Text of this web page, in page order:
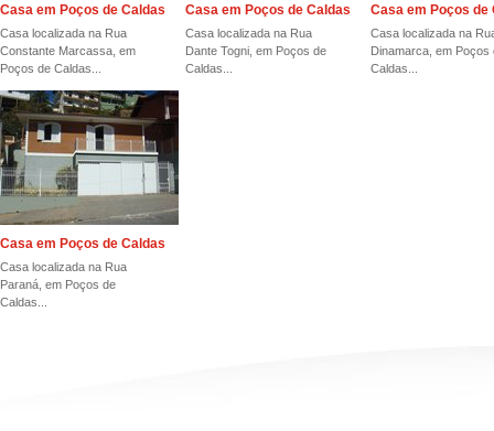
Casa em Poços de Caldas
Casa localizada na Rua
Constante Marcassa, em
Poços de Caldas...
Casa em Poços de Caldas
Casa localizada na Rua
Dante Togni, em Poços de
Caldas...
Casa em Poços de
Casa localizada na
Dinamarca, em Poços
Caldas...
Casa em Poços de Caldas
Casa localizada na Rua
Paraná, em Poços de
Caldas...